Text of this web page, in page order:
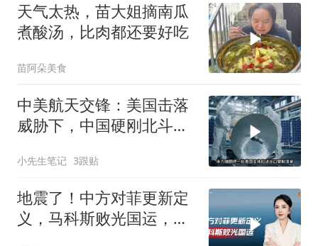
天气太热，苗大姐摘南瓜
煮酸汤，比肉都还要好吃
苗阿朵美食
中美航天交锋：美国击落
威胁下，中国硬刚北斗升
小先生笔记 3跟贴
地震了！中方对菲更新定
义，马科斯败光国运，还